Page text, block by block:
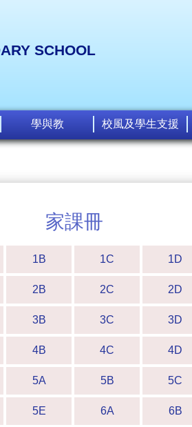
SCHOOL
學與教 校風及學生支援
家課冊
1B 1C 1D
2B 2C 2D
3B 3C 3D
4B 4C 4D
5A 5B 5C
5E 6A 6B